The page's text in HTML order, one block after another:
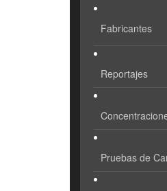
Fabricantes
Reportajes
Pruebas de